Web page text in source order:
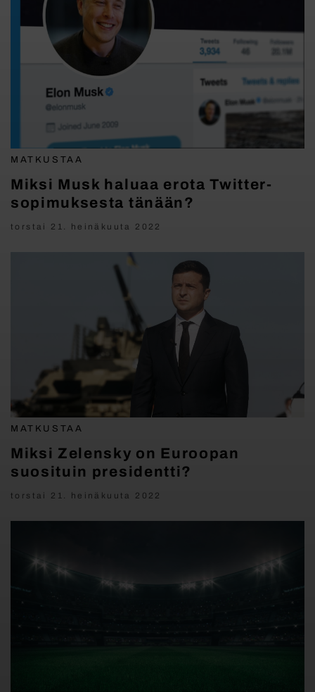
MATKUSTAA
Miksi Musk haluaa erota Twitter-
sopimuksesta tänään?
torstai 21. heinäkuuta 2022
MATKUSTAA
Miksi Zelensky on Euroopan
suosituin presidentti?
torstai 21. heinäkuuta 2022